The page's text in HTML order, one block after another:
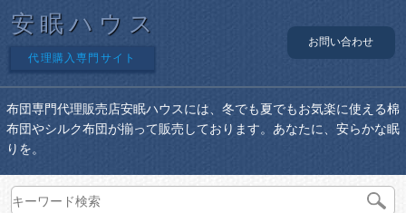
安眠ハウス
代理購入専門サイト
お問い合わせ
布団専門代理販売店安眠ハウスには、冬でも夏でもお気楽に使える棉
布団やシルク布団が揃って販売しております。あなたに、安らかな眠
りを。